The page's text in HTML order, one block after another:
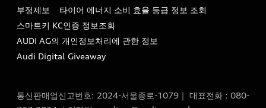
서비스 프로그램
아우디 e-tron 케어 프로그램
사설수리업체를 위한 권고사항
아우디 브랜드 히스토리
quattro 시스템
부정제보
타이어 에너지 소비 효율 등급 정보 조회
스마트키 KC인증 정보조회
AUDI AG의 개인정보처리에 관한 정보
Audi Digital Giveaway
통신판매업신고번호: 2024-서울종로-1079｜ 대표전화 : 080-